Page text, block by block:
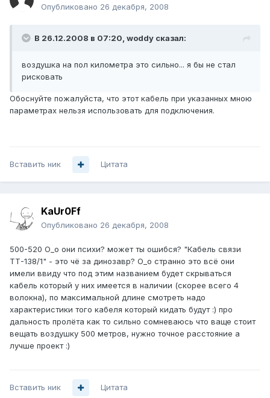
Опубликовано 26 декабря, 2008
В 26.12.2008 в 07:20, woddy сказал:
воздушка на пол километра это сильно... я бы не стал
рисковать
Обоснуйте пожалуйста, что этот кабель при указанных мною
параметрах нельзя использовать для подключения.
Вставить ник Цитата
KaUr0Ff
Опубликовано 26 декабря, 2008
500-520 О_о они психи? может ты ошибся? "Кабель связи
ТТ-138/1" - это чё за динозавр? О_о странно это всё они
имели ввиду что под этим названием будет скрываться
кабель который у них имеется в наличии (скорее всего 4
волокна), по максимальной длине смотреть надо
характеристики того кабеля который кидать будут :) про
дальность пролёта как то сильно сомневаюсь что ваще стоит
вещать воздушку 500 метров, нужно точное расстояние а
лучше проект :)
Вставить ник Цитата